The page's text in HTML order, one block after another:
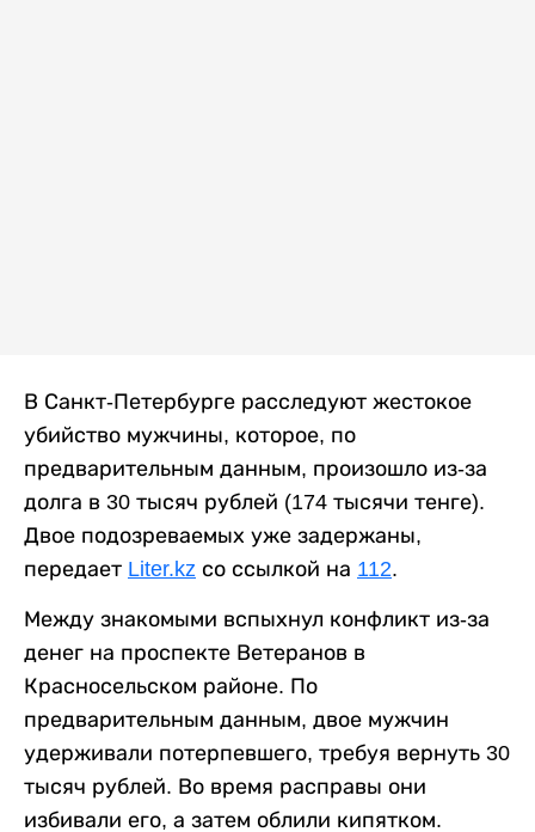
В Санкт-Петербурге расследуют жестокое
убийство мужчины, которое, по
предварительным данным, произошло из-за
долга в 30 тысяч рублей (174 тысячи тенге).
Двое подозреваемых уже задержаны,
передает Liter.kz со ссылкой на 112.
Между знакомыми вспыхнул конфликт из-за
денег на проспекте Ветеранов в
Красносельском районе. По
предварительным данным, двое мужчин
удерживали потерпевшего, требуя вернуть 30
тысяч рублей. Во время расправы они
избивали его, а затем облили кипятком.